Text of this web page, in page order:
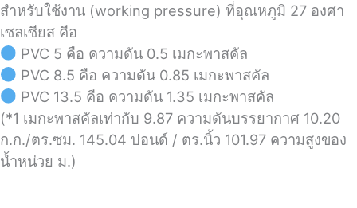
สำหรับใช้งาน (working pressure) ที่อุณหภูมิ 27 องศา
เซลเซียส คือ
PVC 5 คือ ความดัน 0.5 เมกะพาสคัล
PVC 8.5 คือ ความดัน 0.85 เมกะพาสคัล
PVC 13.5 คือ ความดัน 1.35 เมกะพาสคัล
(*1 เมกะพาสคัลเท่ากับ 9.87 ความดันบรรยากาศ 10.20
ก.ก./ตร.ซม. 145.04 ปอนด์ / ตร.นิ้ว 101.97 ความสูงของ
น้ำหน่วย ม.)